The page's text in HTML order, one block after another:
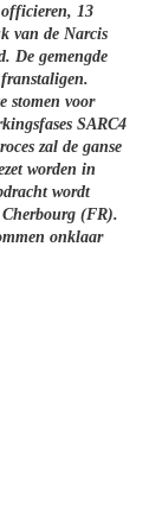
13
van de Narcis
De gemengde
stomen voor
SARC4
zal de ganse
worden in
wordt
(FR).
onklaar